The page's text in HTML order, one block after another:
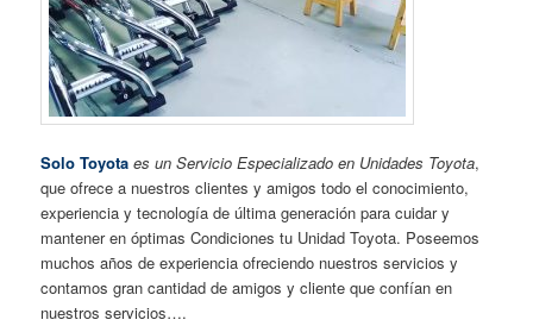
Solo Toyota es un Servicio Especializado en Unidades Toyota,
que ofrece a nuestros clientes y amigos todo el conocimiento,
experiencia y tecnología de última generación para cuidar y
mantener en óptimas Condiciones tu Unidad Toyota. Poseemos
muchos años de experiencia ofreciendo nuestros servicios y
contamos gran cantidad de amigos y cliente que confían en
nuestros servicios….